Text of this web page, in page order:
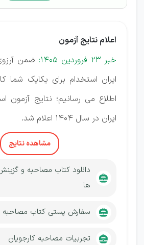
اعلام نتایج آزمون
خبر 23 فروردین 1405:
ضمن
ایران استخدام برای یکایک شما
اطلاع می رسانیم؛ نتایج آزمون
ایران در سال 1404 اعلام شد.
مشاهده نتایج
دانلود کتاب مصاحبه و
ها
سفارش پستی کتاب مصاحبه
تجربیات مصاحبه کارجویان